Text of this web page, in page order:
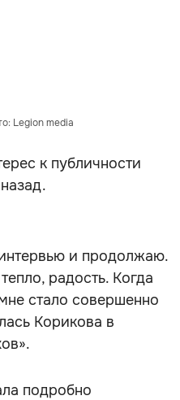
Legion media
к публичности
и продолжаю.
радость. Когда
стало совершенно
Корикова в
подробно